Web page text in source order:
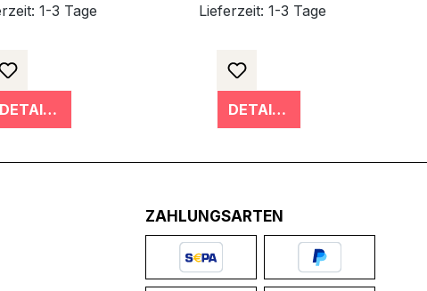
1-3 Tage
DETAILS
Lieferzeit: 1-3 Tage
DETAILS
ZAHLUNGSARTEN